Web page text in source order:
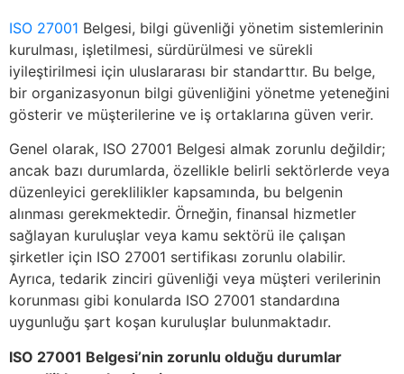
ISO 27001 Belgesi, bilgi güvenliği yönetim sistemlerinin
kurulması, işletilmesi, sürdürülmesi ve sürekli
iyileştirilmesi için uluslararası bir standarttır. Bu belge,
bir organizasyonun bilgi güvenliğini yönetme yeteneğini
gösterir ve müşterilerine ve iş ortaklarına güven verir.
Genel olarak, ISO 27001 Belgesi almak zorunlu değildir;
ancak bazı durumlarda, özellikle belirli sektörlerde veya
düzenleyici gereklilikler kapsamında, bu belgenin
alınması gerekmektedir. Örneğin, finansal hizmetler
sağlayan kuruluşlar veya kamu sektörü ile çalışan
şirketler için ISO 27001 sertifikası zorunlu olabilir.
Ayrıca, tedarik zinciri güvenliği veya müşteri verilerinin
korunması gibi konularda ISO 27001 standardına
uygunluğu şart koşan kuruluşlar bulunmaktadır.
ISO 27001 Belgesi’nin zorunlu olduğu durumlar